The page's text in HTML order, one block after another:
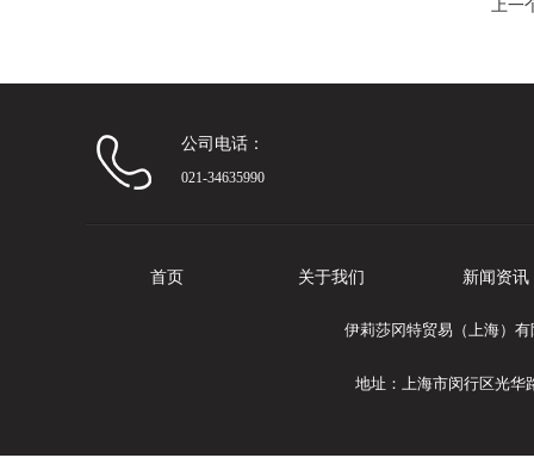
上一
公司电话：
021-34635990
首页 关于我们 新闻资讯
伊莉莎冈特贸易（上海）
地址：上海市闵行区光